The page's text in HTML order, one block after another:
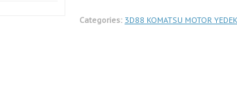
Categories: 3D88 KOMATSU MOTOR